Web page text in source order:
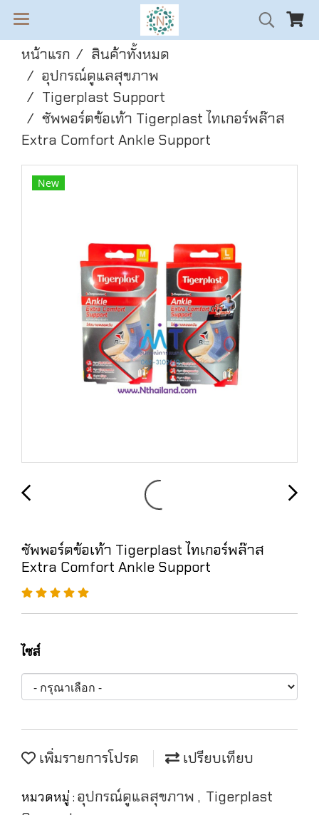
หน้าแรก
สินค้าทั้งหมด
อุปกรณ์ดูแลสุขภาพ
Tigerplast Support
ซัพพอร์ตข้อเท้า Tigerplast ไทเกอร์พล๊าส
Extra Comfort Ankle Support
New
ซัพพอร์ตข้อเท้า Tigerplast ไทเกอร์พล๊าส
Extra Comfort Ankle Support
ไซส์
เพิ่มรายการโปรด เปรียบเทียบ
หมวดหมู่ : อุปกรณ์ดูแลสุขภาพ , Tigerplast